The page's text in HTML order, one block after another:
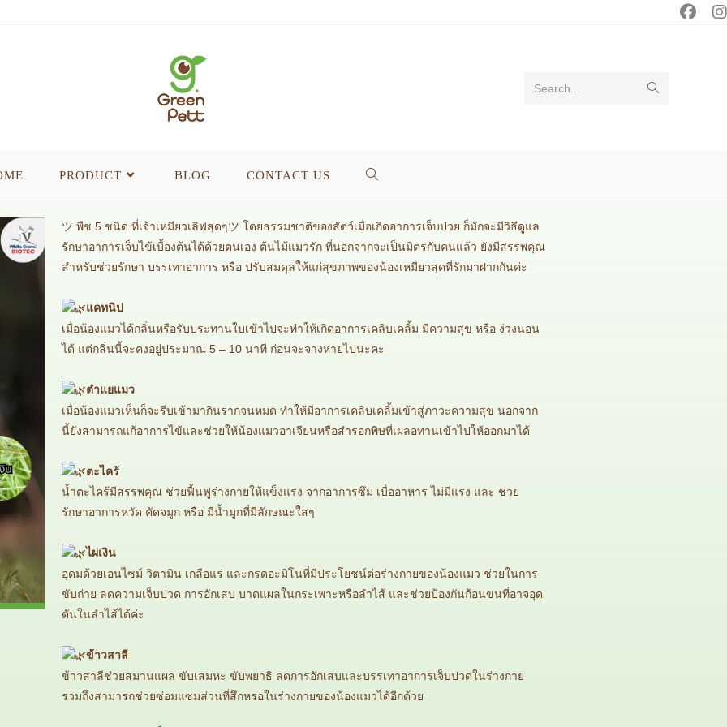
Search...
PRODUCT BLOG CONTACT US
ツ พืช 5 ชนิด ที่เจ้าเหมียวเลิฟสุดๆツ โดยธรรมชาติของสัตว์เมื่อเกิดอาการเจ็บป่วย ก็มักจะมีวิธีดูแล
รักษาอาการเจ็บไข้เบื้องต้นได้ด้วยตนเอง ต้นไม้แมวรัก ที่นอกจากจะเป็นมิตรกับคนแล้ว ยังมีสรรพคุณ
สำหรับช่วยรักษา บรรเทาอาการ หรือ ปรับสมดุลให้แก่สุขภาพของน้องเหมียวสุดที่รักมาฝากกันค่ะ
แคทนิป
เมื่อน้องแมวได้กลิ่นหรือรับประทานใบเข้าไปจะทำให้เกิดอาการเคลิบเคลิ้ม มีความสุข หรือ ง่วงนอน
ได้ แต่กลิ่นนี้จะคงอยู่ประมาณ 5 – 10 นาที ก่อนจะจางหายไปนะคะ
ตำแยแมว
เมื่อน้องแมวเห็นก็จะรีบเข้ามากินรากจนหมด ทำให้มีอาการเคลิบเคลิ้มเข้าสู่ภาวะความสุข นอกจาก
นี้ยังสามารถแก้อาการไข้และช่วยให้น้องแมวอาเจียนหรือสำรอกพิษที่เผลอทานเข้าไปให้ออกมาได้
ตะไคร้
น้ำตะไคร้มีสรรพคุณ ช่วยฟื้นฟูร่างกายให้แข็งแรง จากอาการซึม เบื่ออาหาร ไม่มีแรง และ ช่วย
รักษาอาการหวัด คัดจมูก หรือ มีน้ำมูกที่มีลักษณะใสๆ
ไผ่เงิน
อุดมด้วยเอนไซม์ วิตามิน เกลือแร่ และกรดอะมิโนที่มีประโยชน์ต่อร่างกายของน้องแมว ช่วยในการ
ขับถ่าย ลดความเจ็บปวด การอักเสบ บาดแผลในกระเพาะหรือลำไส้ และช่วยป้องกันก้อนขนที่อาจอุด
ตันในลำไส้ได้ค่ะ
ข้าวสาลี
ข้าวสาลีช่วยสมานแผล ขับเสมหะ ขับพยาธิ ลดการอักเสบและบรรเทาอาการเจ็บปวดในร่างกาย
รวมถึงสามารถช่วยซ่อมแซมส่วนที่สึกหรอในร่างกายของน้องแมวได้อีกด้วย